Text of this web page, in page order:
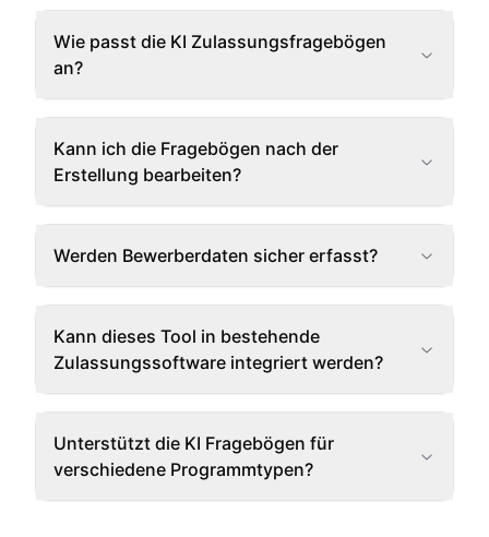
Wie passt die KI Zulassungsfragebögen
an?
Kann ich die Fragebögen nach der
Erstellung bearbeiten?
Werden Bewerberdaten sicher erfasst?
Kann dieses Tool in bestehende
Zulassungssoftware integriert werden?
Unterstützt die KI Fragebögen für
verschiedene Programmtypen?